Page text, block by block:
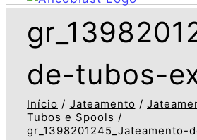
de-tubos-
Início Jateamento
Tubos e Spools